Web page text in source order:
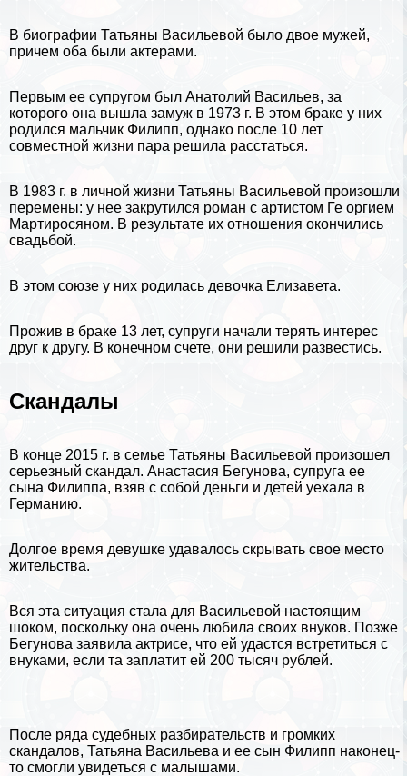
В биографии Татьяны Васильевой было двое мужей,
причем оба были актерами.
Первым ее супругом был Анатолий Васильев, за
которого она вышла замуж в 1973 г. В этом бpaке у них
родился мальчик Филипп, однако после 10 лет
совместной жизни пара решила расстаться.
В 1983 г. в личной жизни Татьяны Васильевой произошли
перемены: у нее закрутился роман с артистом Ге opгием
Мартиросяном. В результате их отношения окончились
свадьбой.
В этом союзе у них родилась дeвoчка Елизавета.
Прожив в бpaке 13 лет, супруги начали терять интерес
друг к другу. В конечном счете, они решили развестись.
Скандалы
В конце 2015 г. в семье Татьяны Васильевой произошел
серьезный скандал. Анастасия Бегунова, супруга ее
сына Филиппа, взяв с собой деньги и детей уехала в
Германию.
Долгое время дeвyшке удавалось скрывать свое место
жительства.
Вся эта ситуация стала для Васильевой настоящим
шоком, поскольку она очень любила своих внуков. Позже
Бегунова заявила актрисе, что ей удастся встретиться с
внуками, если та заплатит ей 200 тысяч рублей.
После ряда судебных разбирательств и громких
скандалов, Татьяна Васильева и ее сын Филипп наконец-
то смогли увидеться с малышами.